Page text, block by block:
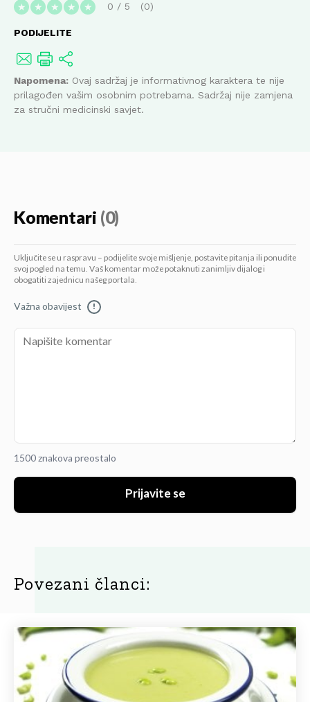
★ ★ ★ ★ ★ 0 / 5 0
PODIJELITE
Napomena: Ovaj sadržaj je informativnog karaktera te nije
prilagođen vašim osobnim potrebama. Sadržaj nije zamjena
za stručni medicinski savjet.
Komentari (0)
Uključite se u raspravu – podijelite svoje mišljenje, postavite pitanja ili ponudite
svoj pogled na temu. Vaš komentar može potaknuti zanimljiv dijalog i
obogatiti zajednicu našeg portala.
Važna obavijest !
1500 znakova preostalo
Prijavite se
Povezani članci: